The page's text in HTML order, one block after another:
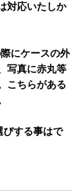
対応いたしか
にケースの外
写真に赤丸等
こちらがある
びする事はで